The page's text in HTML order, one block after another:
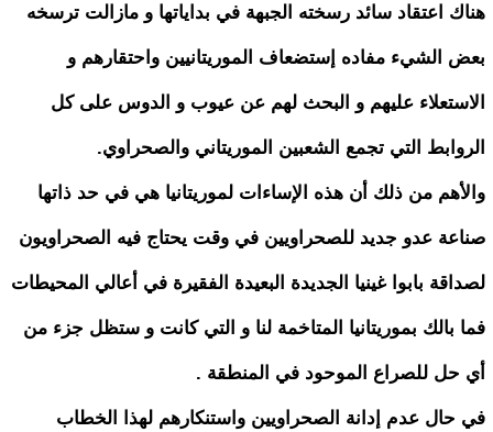
هناك اعتقاد سائد رسخته الجبهة في بداياتها و مازالت ترسخه
بعض الشيء مفاده إستضعاف الموريتانيين واحتقارهم و
الاستعلاء عليهم و البحث لهم عن عيوب و الدوس على كل
الروابط التي تجمع الشعبين الموريتاني والصحراوي.
والأهم من ذلك أن هذه الإساءات لموريتانيا هي في حد ذاتها
صناعة عدو جديد للصحراويين في وقت يحتاج فيه الصحراويون
لصداقة بابوا غينيا الجديدة البعيدة الفقيرة في أعالي المحيطات
فما بالك بموريتانيا المتاخمة لنا و التي كانت و ستظل جزء من
أي حل للصراع الموحود في المنطقة .
في حال عدم إدانة الصحراويين واستنكارهم لهذا الخطاب